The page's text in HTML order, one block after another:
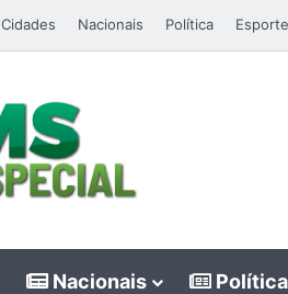
Cidades Nacionais Política
Nacionais Política